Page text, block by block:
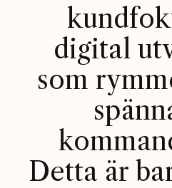
digital
som
Detta är